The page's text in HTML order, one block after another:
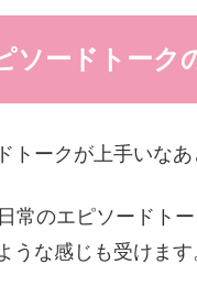
ソードトーク
トークが上手いなあ
常のエピソードト
うな感じも受けます